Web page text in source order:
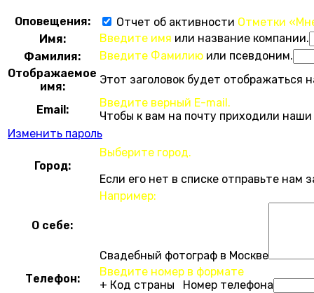
Оповещения: Отчет об активности Отметки
Имя:
Введите имя или название компании.
Фамилия:
Введите Фамилию или псевдоним.
Отображаемое
имя:
Этот заголовок будет отображаться
Email:
Введите верный E-mail.
Чтобы к вам на почту приходили
Изменить пароль
Город:
Выберите город.
Если его нет в списке отправьте нам
О себе:
Например:
Свадебный фотограф в Москве
Телефон:
Введите номер в формате
+ Код страны Номер телефона